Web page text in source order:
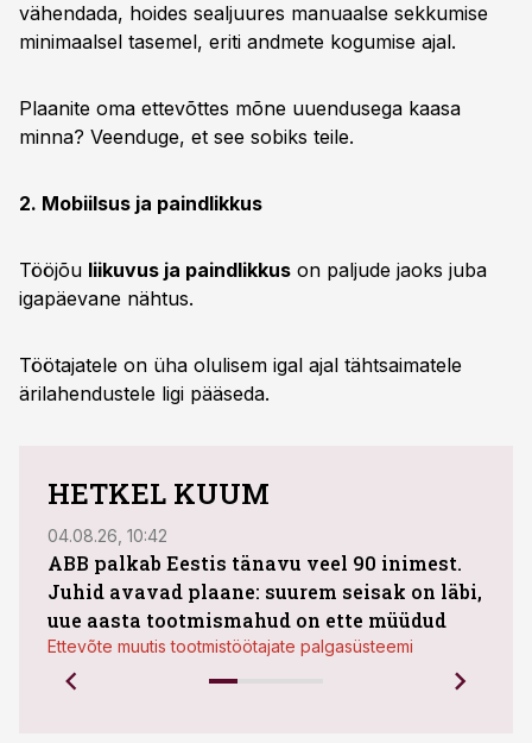
vähendada, hoides sealjuures manuaalse sekkumise
minimaalsel tasemel, eriti andmete kogumise ajal.
Plaanite oma ettevõttes mõne uuendusega kaasa
minna? Veenduge, et see sobiks teile.
2. Mobiilsus ja paindlikkus
Tööjõu liikuvus ja paindlikkus on paljude jaoks juba
igapäevane nähtus.
Töötajatele on üha olulisem igal ajal tähtsaimatele
ärilahendustele ligi pääseda.
HETKEL KUUM
04.08.26, 10:42
ABB palkab Eestis tänavu veel 90 inimest.
Juhid avavad plaane: suurem seisak on läbi,
uue aasta tootmismahud on ette müüdud
Ettevõte muutis tootmistöötajate palgasüsteemi